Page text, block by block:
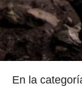
En la